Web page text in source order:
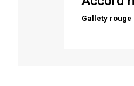
Gallety rouge